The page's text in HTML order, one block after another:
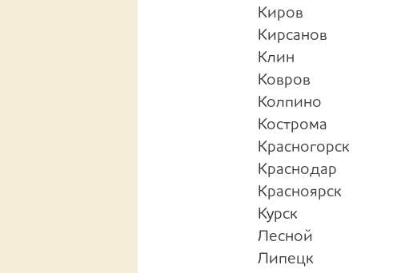
Киров
Кирсанов
Клин
Ковров
Колпино
Кострома
Красногорск
Краснодар
Красноярск
Курск
Лесной
Липецк